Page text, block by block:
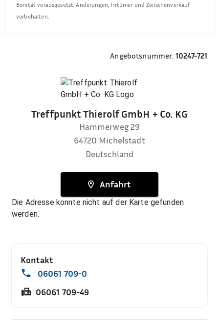
Bonität vorausgesetzt. Änderungen, Irrtümer und Zwischenverkauf
vorbehalten.
Angebotsnummer: 10247-721
Treffpunkt Thierolf GmbH + Co. KG
Hammerweg 29
64720 Michelstadt
Deutschland
Anfahrt
Die Adresse konnte nicht auf der Karte gefunden
werden.
Kontakt
06061 709-0
06061 709-49